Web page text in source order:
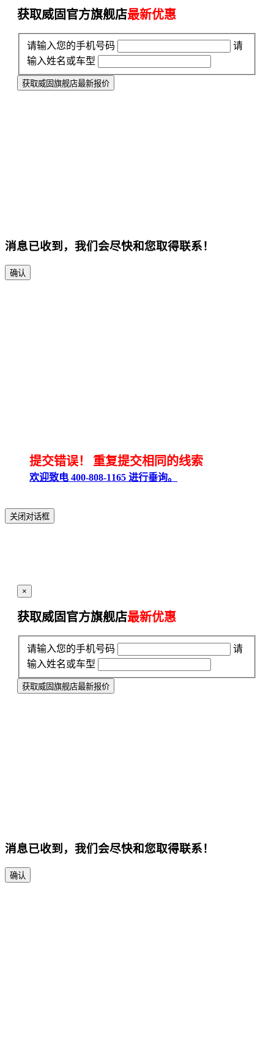
获取威固官方旗舰店最新优惠
请输入您的手机号码
请
输入姓名或车型
获取威固旗舰店最新报价
消息已收到，我们会尽快和您取得联系！
确认
提交错误！ 重复提交相同的线索
欢迎致电 400-808-1165 进行垂询。
关闭对话框
×
获取威固官方旗舰店最新优惠
请输入您的手机号码
请
输入姓名或车型
获取威固旗舰店最新报价
消息已收到，我们会尽快和您取得联系！
确认